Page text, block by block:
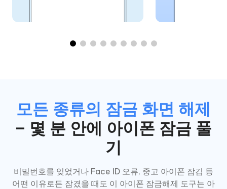
모든 종류의 잠금 화면 해제
– 몇 분 안에 아이폰 잠금 풀
기
비밀번호를 잊었거나 Face ID 오류, 중고 아이폰 잠김 등
어떤 이유로든 잠겼을 때도 이 아이폰 잠금해제 도구는 아